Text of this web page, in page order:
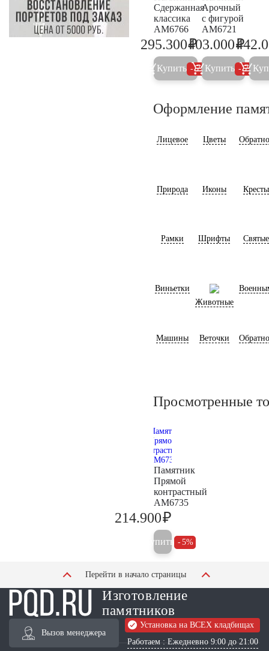
Сдержанная
классика
AM6766
310.800
295.300₽
Купить 5%
Арочный
с фигурой
AM6721
403.000₽
Купить 5%
Оформление
Лицевое Цветы
Природа Иконы Кресты
Рамки Шрифты Святые
Виньетки
Животные
Машины Веточки
Просмотренные
Памятник
Прямой
контрастный
AM6735
214.900₽
Купить 5%
Перейти в начало страницы
Изготовление
памятников
Вызов менеджера
Установка на ВСЕХ кладбищах
Работаем : Ежедневно 9:00 до 21:00